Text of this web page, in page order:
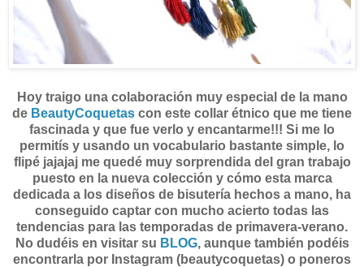
Hoy traigo una colaboración muy especial de la mano
de BeautyCoquetas con este collar étnico que me tiene
fascinada y que fue verlo y encantarme!!! Si me lo
permitís y usando un vocabulario bastante simple, lo
flipé jajajaj me quedé muy sorprendida del gran trabajo
puesto en la nueva colección y cómo esta marca
dedicada a los diseños de bisutería hechos a mano, ha
conseguido captar con mucho acierto todas las
tendencias para las temporadas de primavera-verano.
No dudéis en visitar su BLOG, aunque también podéis
encontrarla por Instagram (beautycoquetas) o poneros